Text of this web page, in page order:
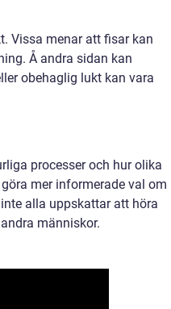
Vissa menar att fisar kan
Å andra sidan kan
obehaglig lukt kan vara
processer och hur olika
mer informerade val om
alla uppskattar att höra
människor.